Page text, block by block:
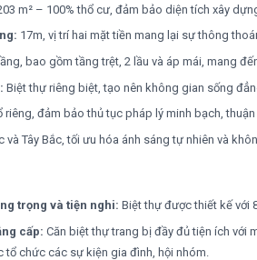
m² – 100% thổ cư, đảm bảo diện tích xây
17m, vị trí hai mặt tiền mang lại sự thông
bao gồm tầng trệt, 2 lầu và áp mái, mang
Biệt thự riêng biệt, tạo nên không gian sống
riêng, đảm bảo thủ tục pháp lý minh bạch,
và Tây Bắc, tối ưu hóa ánh sáng tự nhiên và
trọng và tiện nghi: Biệt thự được thiết kế với
cấp: Căn biệt thự trang bị đầy đủ tiện ích với
tổ chức các sự kiện gia đình, hội nhóm.